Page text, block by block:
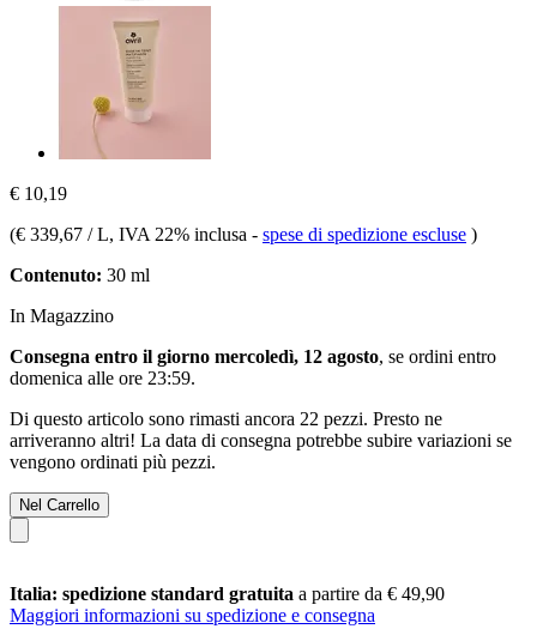
€ 10,19
(€ 339,67 / L, IVA 22% inclusa - spese di spedizione escluse )
Contenuto: 30 ml
In Magazzino
Consegna entro il giorno mercoledì, 12 agosto, se ordini entro
domenica alle ore 23:59.
Di questo articolo sono rimasti ancora 22 pezzi. Presto ne
arriveranno altri! La data di consegna potrebbe subire variazioni se
vengono ordinati più pezzi.
Nel Carrello
Italia: spedizione standard gratuita a partire da € 49,90
Maggiori informazioni su spedizione e consegna